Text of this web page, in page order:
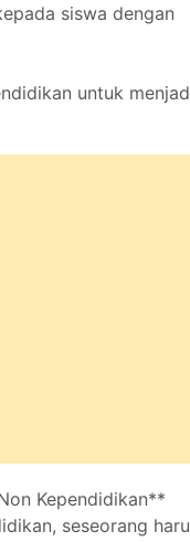
siswa dengan
untuk
Kependidikan**
seseorang